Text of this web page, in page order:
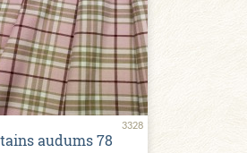
3328
audums 78